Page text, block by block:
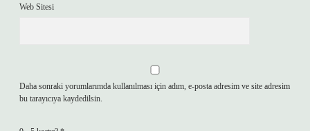
Web Sitesi
Daha sonraki yorumlarımda kullanılması için adım, e-posta adresim ve site adresim
bu tarayıcıya kaydedilsin.